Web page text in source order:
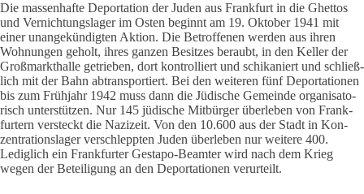
Die mas­sen­hafte Depor­ta­tion der Juden aus Frank­furt in die Ghettos
und Ver­nich­tungs­lager im Osten beginnt am 19. Oktober 1941 mit
einer unan­ge­kün­digten Aktion. Die Betrof­fenen werden aus ihren
Woh­nungen geholt, ihres ganzen Besitzes beraubt, in den Keller der
Groß­markt­halle getrieben, dort kon­trol­liert und schi­ka­niert und schließ­
lich mit der Bahn abtrans­por­tiert. Bei den wei­teren fünf Depor­ta­tionen
bis zum Früh­jahr 1942 muss dann die Jüdi­sche Gemeinde orga­ni­sa­to­
risch unter­stützen. Nur 145 jüdi­sche Mit­bürger über­leben von Frank­
fur­tern ver­steckt die Nazi­zeit. Von den 10.600 aus der Stadt in Kon­
zen­tra­ti­ons­lager ver­schleppten Juden über­leben nur wei­tere 400.
Ledig­lich ein Frank­furter Gestapo-Beamter wird nach dem Krieg
wegen der Betei­li­gung an den Depor­ta­tionen ver­ur­teilt.